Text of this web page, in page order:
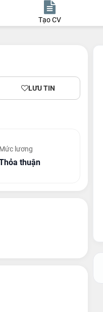
Tạo CV
LƯU TIN
Mức lương
thuận